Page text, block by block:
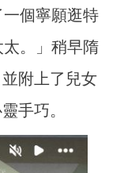
個寧願逛特
。」稍早隋
附上了兒女
手巧。